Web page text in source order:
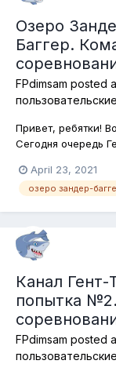
Озеро
Баггер.
FPdimsam posted
Привет, ребятки!
Сегодня очередь
ерша, бычка,
разведывайте
April 23, 2021
озеро зандер-
Канал Гент-
попытка
FPdimsam posted